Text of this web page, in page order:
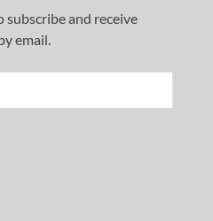
subscribe and receive
email.